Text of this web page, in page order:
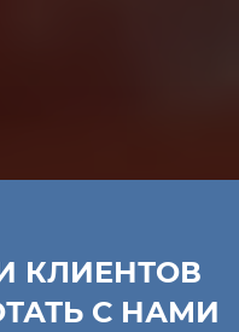
КЛИЕНТОВ
С НАМИ